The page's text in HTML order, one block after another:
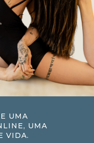
UMA
UMA
VIDA.